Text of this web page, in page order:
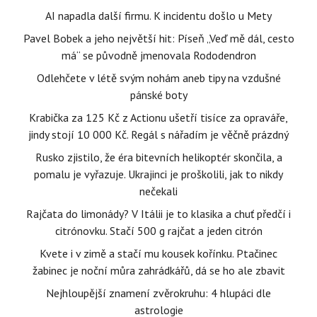
AI napadla další firmu. K incidentu došlo u Mety
Pavel Bobek a jeho největší hit: Píseň „Veď mě dál, cesto
má“ se původně jmenovala Rododendron
Odlehčete v létě svým nohám aneb tipy na vzdušné
pánské boty
Krabička za 125 Kč z Actionu ušetří tisíce za opraváře,
jindy stojí 10 000 Kč. Regál s nářadím je věčně prázdný
Rusko zjistilo, že éra bitevních helikoptér skončila, a
pomalu je vyřazuje. Ukrajinci je proškolili, jak to nikdy
nečekali
Rajčata do limonády? V Itálii je to klasika a chuť předčí i
citrónovku. Stačí 500 g rajčat a jeden citrón
Kvete i v zimě a stačí mu kousek kořínku. Ptačinec
žabinec je noční můra zahrádkářů, dá se ho ale zbavit
Nejhloupější znamení zvěrokruhu: 4 hlupáci dle
astrologie